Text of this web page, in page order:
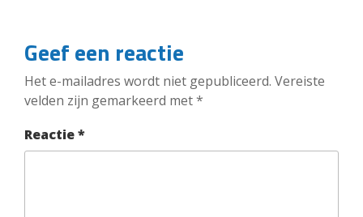
Geef een reactie
Het e-mailadres wordt niet gepubliceerd. Vereiste
velden zijn gemarkeerd met*
Reactie*